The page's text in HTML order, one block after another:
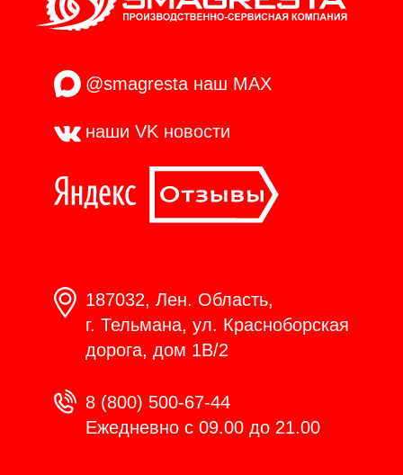
@smagresta наш MAX
наши VK новости
187032, Лен. Область,
г. Тельмана, ул. Красноборская
дорога, дом 1В/2
8 (800) 500-67-44
Ежедневно с 09.00 до 21.00